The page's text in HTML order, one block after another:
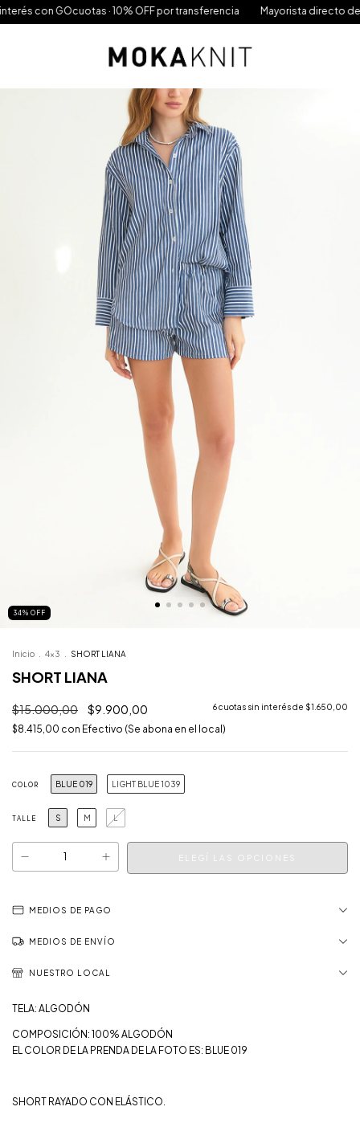
GOcuotas · 10% OFF por transferencia Mayorista directo de Fábrica ·
34% OFF
Inicio 4x3 SHORT LIANA
SHORT LIANA
$15.000,00 $9.900,00 6cuotas sin interés de $1.650,00
$8.415,00 con Efectivo (Se abona en el local)
COLOR BLUE 019 LIGHT BLUE 1039
TALLE S M L
MEDIOS DE PAGO
MEDIOS DE ENVÍO
NUESTRO LOCAL
TELA: ALGODÓN
COMPOSICIÓN: 100% ALGODÓN
EL COLOR DE LA PRENDA DE LA FOTO ES: BLUE 019
SHORT RAYADO CON ELÁSTICO.